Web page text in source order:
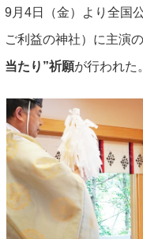
9月4日（金）より全国
ご利益の神社）に主演の
当たり”祈願が行われた。